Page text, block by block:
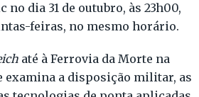
dia 31 de outubro, às 23h00,
feiras, no mesmo horário.
até à Ferrovia da Morte na
examina a disposição militar, as